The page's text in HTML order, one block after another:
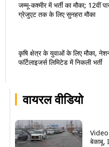
वायरल वीडियो
Video
बेकाबू,
जम्मू-कश्मीर में भर्ती का मौका; 12वीं
ग्रेजुएट तक के लिए सुनहरा मौका
कृषि क्षेत्र के युवाओं के लिए मौका,
फर्टिलाइजर्स लिमिटेड में निकली भर्ती